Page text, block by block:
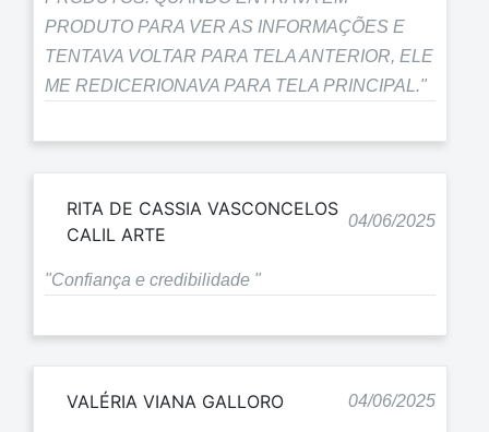
PRODUTO PARA VER AS INFORMAÇÕES E
TENTAVA VOLTAR PARA TELA ANTERIOR, ELE
ME REDICERIONAVA PARA TELA PRINCIPAL."
RITA DE CASSIA VASCONCELOS
CALIL ARTE
04/06/2025
"Confiança e credibilidade "
VALÉRIA VIANA GALLORO 04/06/2025